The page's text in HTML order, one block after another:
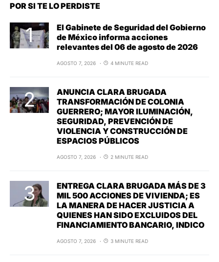
POR SI TE LO PERDISTE
El Gabinete de Seguridad del Gobierno
de México informa acciones
relevantes del 06 de agosto de 2026
AGOSTO 7, 2026 4 MINUTE READ
ANUNCIA CLARA BRUGADA
TRANSFORMACIÓN DE COLONIA
GUERRERO; MAYOR ILUMINACIÓN,
SEGURIDAD, PREVENCIÓN DE
VIOLENCIA Y CONSTRUCCIÓN DE
ESPACIOS PÚBLICOS
AGOSTO 7, 2026 2 MINUTE READ
ENTREGA CLARA BRUGADA MÁS DE 3
MIL 500 ACCIONES DE VIVIENDA; ES
LA MANERA DE HACER JUSTICIA A
QUIENES HAN SIDO EXCLUIDOS DEL
FINANCIAMIENTO BANCARIO, INDICO
AGOSTO 7, 2026 3 MINUTE READ